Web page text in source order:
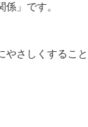
」です。
さしくするこ